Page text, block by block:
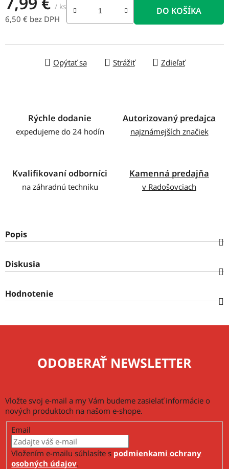
/ ks
6,50 € bez DPH
DO KOŠÍKA
Opýtať sa Strážiť Zdieľať
Rýchle dodanie
expedujeme do 24 hodín
Autorizovaný predajca
najznámejších značiek
Kvalifikovaní odborníci
na záhradnú techniku
Kamenná predajňa
v Radošovciach
Popis
Diskusia
Hodnotenie
ODOBERAŤ NEWSLETTER
Vložte svoj e-mail a my Vám budeme zasielať informácie o
nových produktoch na našom e-shope.
Email
Vložením e-mailu súhlasíte s podmienkami ochrany
osobných údajov.